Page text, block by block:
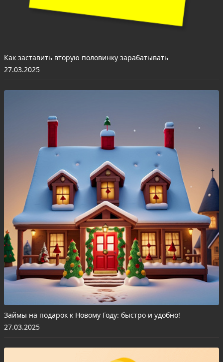
Как заставить вторую половинку зарабатывать
27.03.2025
Займы на подарок к Новому Году: быстро и удобно!
27.03.2025